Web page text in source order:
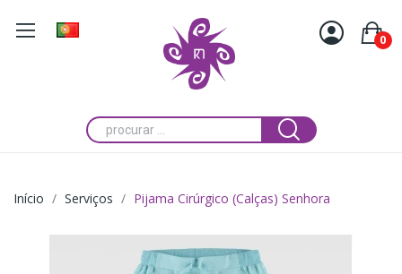
0
Início Serviços Pijama Cirúrgico (Calças) Senhora